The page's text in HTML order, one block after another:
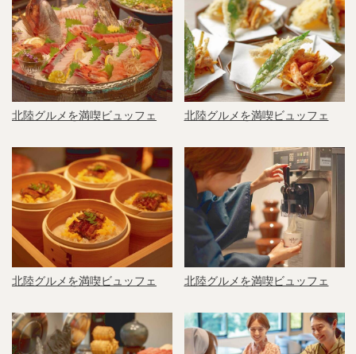
北陸グルメを満喫ビュッフェ 北陸グルメを満喫ビュッフェ
北陸グルメを満喫ビュッフェ 北陸グルメを満喫ビュッフェ